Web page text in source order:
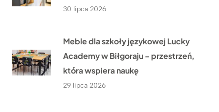
30 lipca 2026
Meble dla szkoły językowej Lucky
Academy w Biłgoraju – przestrzeń,
która wspiera naukę
29 lipca 2026